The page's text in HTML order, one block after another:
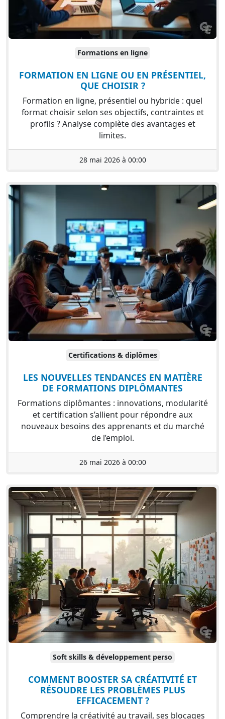
Formations en ligne
FORMATION EN LIGNE OU EN PRÉSENTIEL,
QUE CHOISIR ?
Formation en ligne, présentiel ou hybride : quel
format choisir selon ses objectifs, contraintes et
profils ? Analyse complète des avantages et
limites.
28 mai 2026 à 00:00
Certifications & diplômes
LES NOUVELLES TENDANCES EN MATIÈRE
DE FORMATIONS DIPLÔMANTES
Formations diplômantes : innovations, modularité
et certification s’allient pour répondre aux
nouveaux besoins des apprenants et du marché
de l’emploi.
26 mai 2026 à 00:00
Soft skills & développement perso
COMMENT BOOSTER SA CRÉATIVITÉ ET
RÉSOUDRE LES PROBLÈMES PLUS
EFFICACEMENT ?
Comprendre la créativité au travail, ses blocages